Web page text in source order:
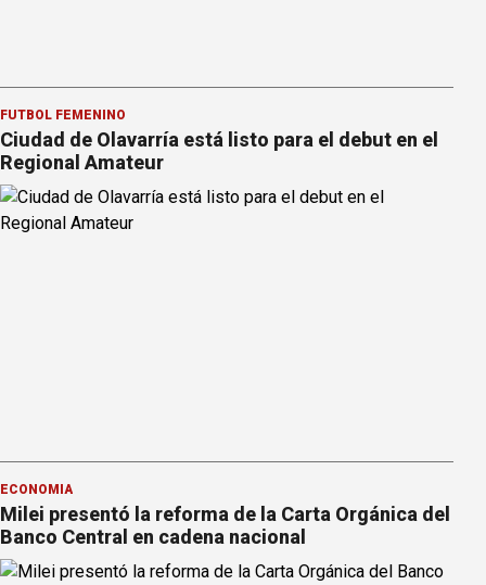
FÚTBOL FEMENINO
Ciudad de Olavarría está listo para el debut en el
Regional Amateur
ECONOMÍA
Milei presentó la reforma de la Carta Orgánica del
Banco Central en cadena nacional